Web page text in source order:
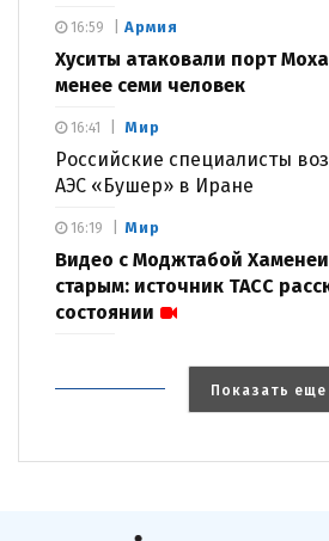
Армия
Хуситы атаковали порт
менее семи человек
16:59
Мир
Российские специалисты
АЭС «Бушер» в Иране
16:41
Мир
Видео с Моджтабой
старым: источник ТАСС
состоянии
16:19
Показать еще